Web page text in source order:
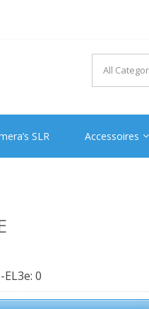
SLR Accessoires
0